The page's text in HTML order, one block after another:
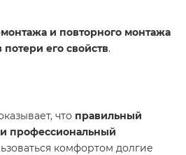
и повторного монтажа
его свойств.
что правильный
профессиональный
комфортом долгие